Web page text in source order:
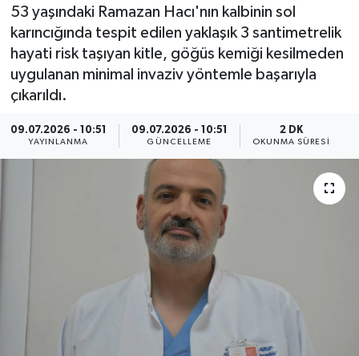
53 yaşındaki Ramazan Hacı'nın kalbinin sol
karıncığında tespit edilen yaklaşık 3 santimetrelik
hayati risk taşıyan kitle, göğüs kemiği kesilmeden
uygulanan minimal invaziv yöntemle başarıyla
çıkarıldı.
09.07.2026 - 10:51
YAYINLANMA
09.07.2026 - 10:51
GÜNCELLEME
2 DK
OKUNMA SÜRESI
Son Dakika Haberleri
Haber Arşivi